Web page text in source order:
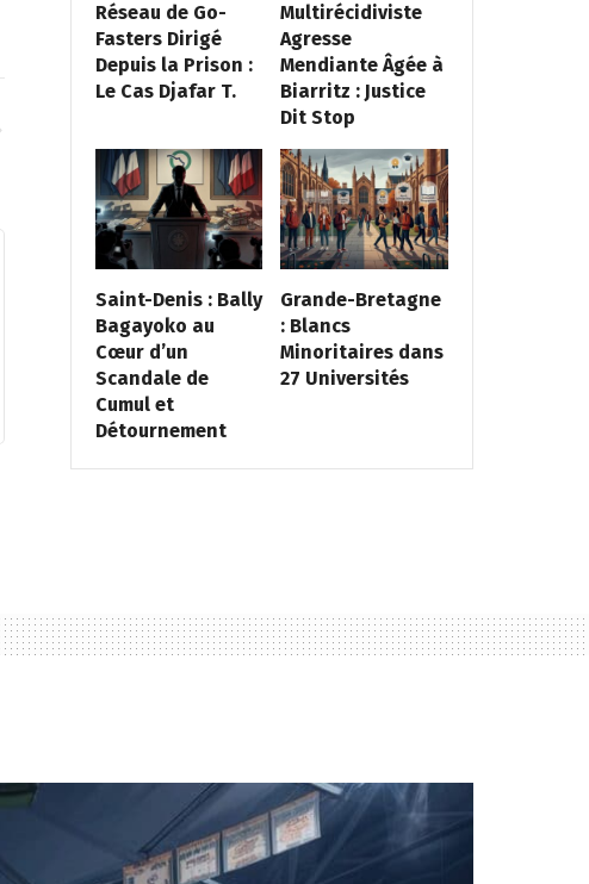
Réseau de Go-
Fasters Dirigé
Depuis la Prison :
Le Cas Djafar T.
Multirécidiviste
Agresse
Mendiante Âgée à
Biarritz : Justice
Dit Stop
Saint-Denis : Bally
Bagayoko au
Cœur d’un
Scandale de
Cumul et
Détournement
Grande-Bretagne
: Blancs
Minoritaires dans
27 Universités